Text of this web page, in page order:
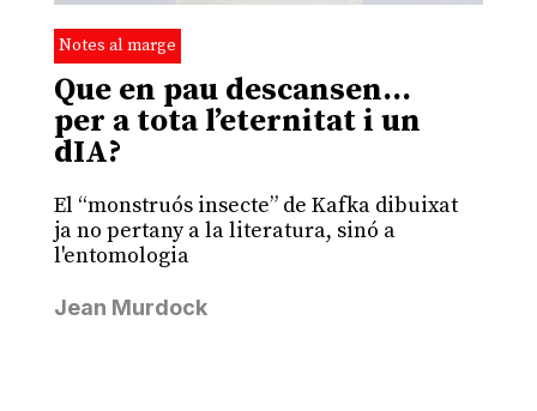
Notes al marge
Que en pau descansen…
per a tota l’eternitat i un
dIA?
El “monstruós insecte” de Kafka dibuixat
ja no pertany a la literatura, sinó a
l'entomologia
Jean Murdock